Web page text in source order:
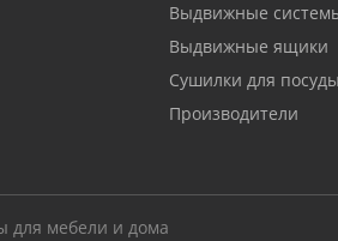
Выдвижные
Выдвижные ящики
Сушилки для посуды
Производители
для мебели и дома